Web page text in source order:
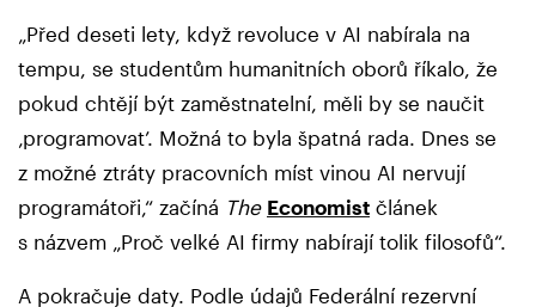
„Před deseti lety, když revoluce v AI nabírala na
tempu, se studentům humanitních oborů říkalo, že
pokud chtějí být zaměstnatelní, měli by se naučit
‚programovat’. Možná to byla špatná rada. Dnes se
z možné ztráty pracovních míst vinou AI nervují
programátoři,“ začíná The Economist článek
s názvem „Proč velké AI firmy nabírají tolik filosofů“.
A pokračuje daty. Podle údajů Federální rezervní